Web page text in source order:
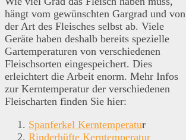
hängt vom gewünschten Gargrad und von
der Art des Fleisches selbst ab. Viele
Geräte haben deshalb bereits spezielle
Gartemperaturen von verschiedenen
Fleischsorten eingespeichert. Dies
erleichtert die Arbeit enorm. Mehr Infos
zur Kerntemperatur der verschiedenen
Fleischarten finden Sie hier:
Spanferkel Kerntemperatur
Rinderhüfte Kerntemperatur